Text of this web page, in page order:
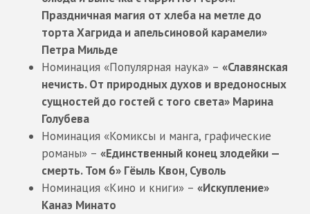
Праздничная магия от хлеба на метле до
торта Хагрида и апельсиновой карамели»
Петра Мильде
Номинация «Популярная наука» – «Славянская
нечисть. От природных духов и вредоносных
сущностей до гостей с того света» Марина
Голубева
Номинация «Комиксы и манга, графические
романы» – «Единственный конец злодейки —
смерть. Том 6» Гёыль Квон, Суволь
Номинация «Кино и книги» – «Искупление»
Канаэ Минато